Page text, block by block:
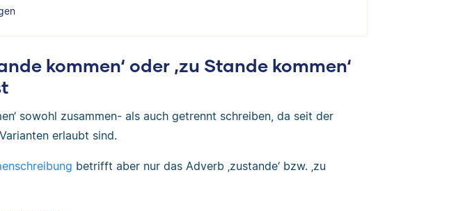
kommen‘ oder ‚zu Stande kommen‘
sowohl zusammen- als auch getrennt schreiben, da seit der
erlaubt sind.
betrifft aber nur das Adverb ‚zustande‘ bzw. ‚zu